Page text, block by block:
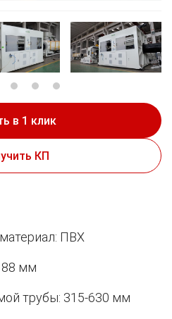
в 1 клик
КП
ПВХ
мм
трубы: 315-630 мм